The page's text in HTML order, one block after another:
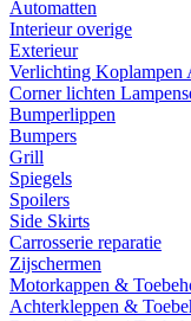
Automatten
Interieur overige
Exterieur
Verlichting Koplampen
Corner lichten
Bumperlippen
Bumpers
Grill
Spiegels
Spoilers
Side Skirts
Carrosserie reparatie
Zijschermen
Motorkappen &
Achterkleppen &